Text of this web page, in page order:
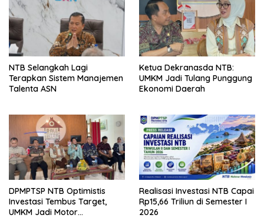
NTB Selangkah Lagi
Terapkan Sistem Manajemen
Talenta ASN
Ketua Dekranasda NTB:
UMKM Jadi Tulang Punggung
Ekonomi Daerah
DPMPTSP NTB Optimistis
Investasi Tembus Target,
UMKM Jadi Motor
Realisasi Investasi NTB Capai
Rp15,66 Triliun di Semester I
2026